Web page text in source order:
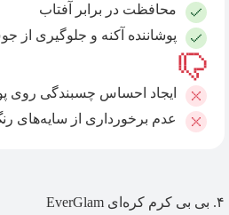
محافظت در برابر آفتاب
پوشاننده آکنه و جلوگیری از
ایجاد احساس چسبندگی روی
عدم برخورداری از سایه‌های
۴. بی بی کرم کره‌ای EverGlam